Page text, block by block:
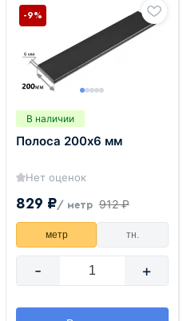
В наличии
Полоса 200х6 мм
Нет оценок
829 ₽/ метр 912 ₽
-9%
метр тн.
- +